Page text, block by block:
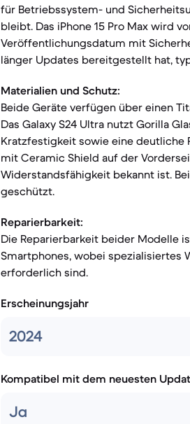
für Betriebssystem- und
bleibt. Das iPhone 15 Pro Max wird
Veröffentlichungsdatum mit
länger Updates bereitgestellt hat,
Materialien und Schutz:
Beide Geräte verfügen über einen
Das Galaxy S24 Ultra nutzt Gorilla
Kratzfestigkeit sowie eine deutliche
mit Ceramic Shield auf der
Widerstandsfähigkeit bekannt ist.
geschützt.
Reparierbarkeit:
Die Reparierbarkeit beider Modelle
Smartphones, wobei spezialisiertes
erforderlich sind.
Erscheinungsjahr
2024
Kompatibel mit dem neuesten
Ja